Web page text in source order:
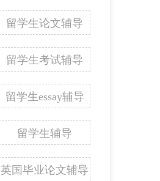
留学生论文辅导
留学生考试辅导
留学生essay辅导
留学生辅导
英国毕业论文辅导